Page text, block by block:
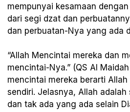
mempunyai kesamaan
dari segi dzat dan
dan perbuatan-Nya yang ada
“Allah Mencintai mereka dan mereka pun
mencintai-Nya.” (QS Al
mencintai mereka berarti
sendiri. Jelasnya, Allah
dan tak ada yang ada selain